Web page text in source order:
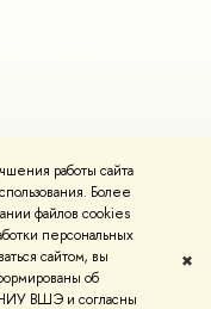
работы сайта
Более
файлов cookies
персональных
сайтом, вы
об
НИУ ВШЭ и согласны
✖
Условия использования